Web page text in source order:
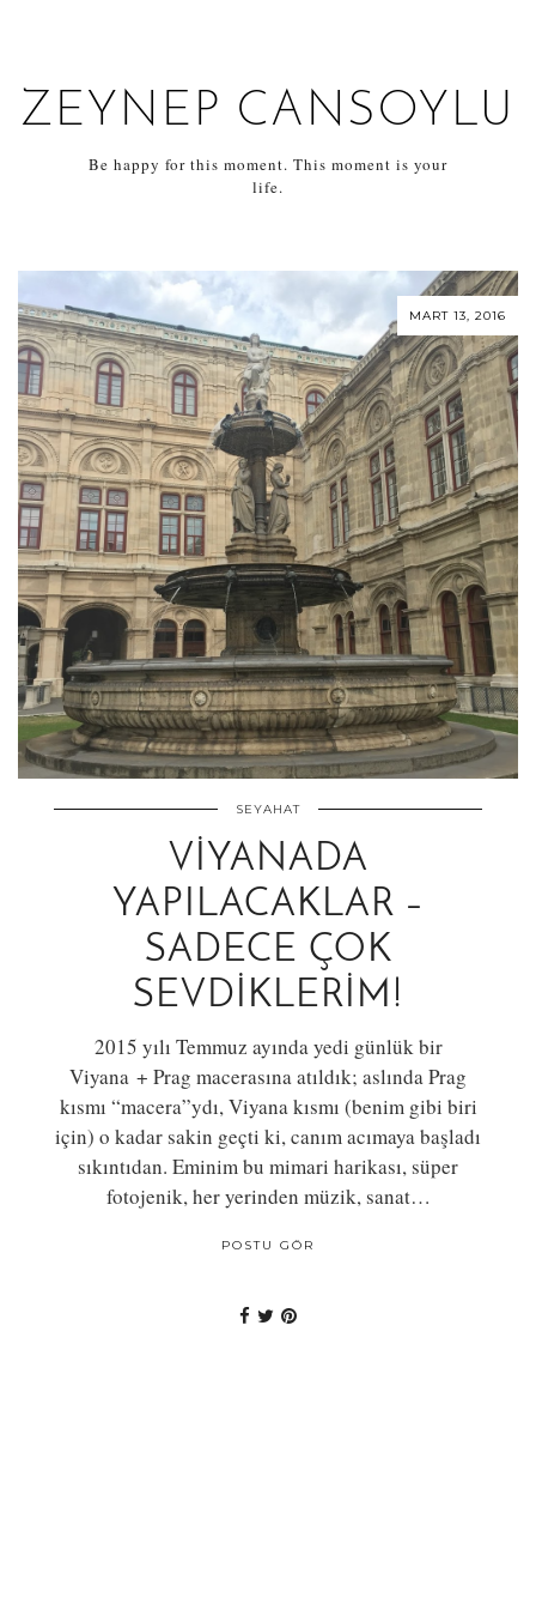
ZEYNEP CANSOYLU
Be happy for this moment. This moment is your
life.
MART 13, 2016
SEYAHAT
VIYANADA
YAPILACAKLAR –
SADECE ÇOK
SEVDIKLERIM!
2015 yılı Temmuz ayında yedi günlük bir
Viyana + Prag macerasına atıldık; aslında Prag
kısmı “macera”ydı, Viyana kısmı (benim gibi biri
için) o kadar sakin geçti ki, canım acımaya başladı
sıkıntıdan. Eminim bu mimari harikası, süper
fotojenik, her yerinden müzik, sanat…
POSTU GÖR